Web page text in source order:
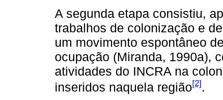
A segunda etapa consistiu,
trabalhos de colonização e
um movimento espontâneo
ocupação (Miranda, 1990a),
atividades do INCRA na
inseridos naquela região[2].